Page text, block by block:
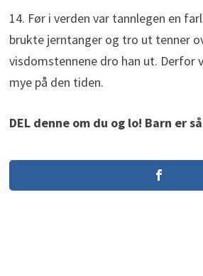
14. Før i verden var tannlegen en
brukte jerntanger og tro ut tenner
visdomstennene dro han ut. Derfor
mye på den tiden.
DEL denne om du og lo! Barn er